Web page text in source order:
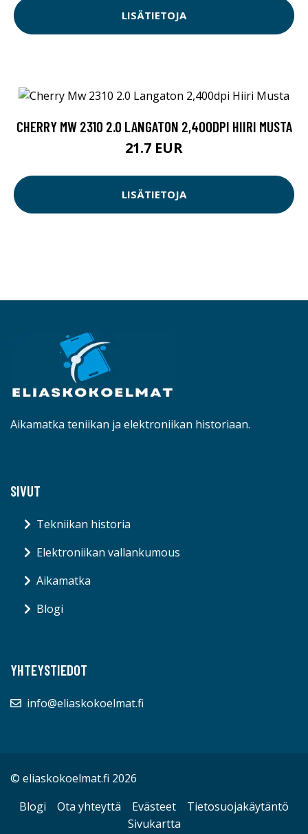
LISÄTIETOJA
CHERRY MW 2310 2.0 LANGATON 2,400DPI HIIRI MUSTA
21.7 EUR
LISÄTIETOJA
Aikamatka teniikan ja elektroniikan historiaan.
SIVUT
Tekniikan historia
Elektroniikan vallankumous
Aikamatka
Blogi
YHTEYSTIEDOT
info@eliaskokoelmat.fi
© eliaskokoelmat.fi 2026
Blogi
Ota yhteyttä Evästeet
Tietosuojakäytäntö
Sivukartta